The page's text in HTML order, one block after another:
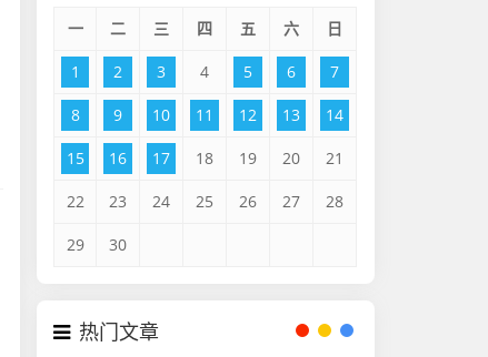
一 二 三 四 五 六 日
1 2 3 4 5 6 7
8 9 10 11 12 13 14
15 16 17 18 19 20 21
22 23 24 25 26 27 28
29 30
热门文章